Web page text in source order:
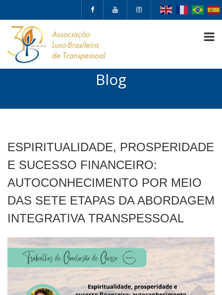
Blog
ESPIRITUALIDADE, PROSPERIDADE
E SUCESSO FINANCEIRO:
AUTOCONHECIMENTO POR MEIO
DAS SETE ETAPAS DA ABORDAGEM
INTEGRATIVA TRANSPESSOAL